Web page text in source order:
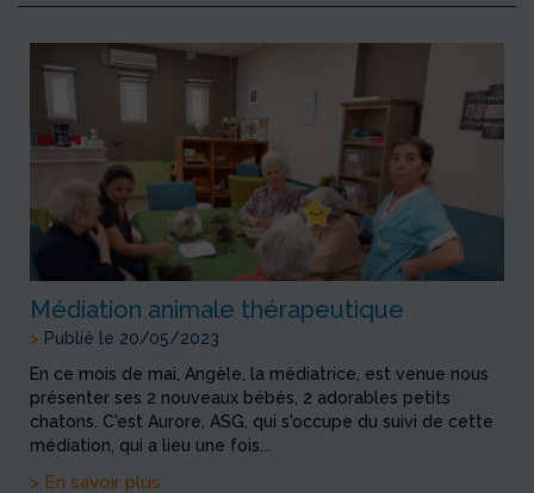
Médiation animale thérapeutique
> Publié le 20/05/2023
En ce mois de mai, Angèle, la médiatrice, est venue nous
présenter ses 2 nouveaux bébés, 2 adorables petits
chatons. C'est Aurore, ASG, qui s'occupe du suivi de cette
médiation, qui a lieu une fois...
> En savoir plus